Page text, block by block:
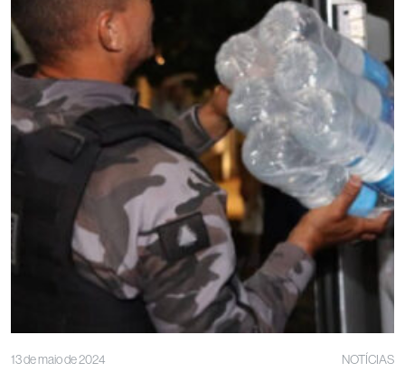
13 de maio de 2024 NOTÍCIAS